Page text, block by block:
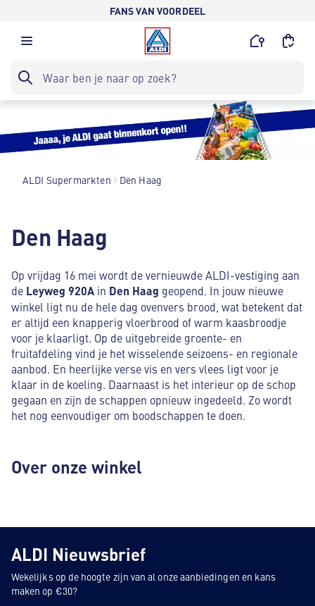
FANS VAN VOORDEEL
ALDI Supermarkten Den Haag
Den Haag
Op vrijdag 16 mei wordt de vernieuwde ALDI-vestiging aan
de Leyweg 920A in Den Haag geopend. In jouw nieuwe
winkel ligt nu de hele dag ovenvers brood, wat betekent dat
er altijd een knapperig vloerbrood of warm kaasbroodje
voor je klaarligt. Op de uitgebreide groente- en
fruitafdeling vind je het wisselende seizoens- en regionale
aanbod. En heerlijke verse vis en vers vlees ligt voor je
klaar in de koeling. Daarnaast is het interieur op de schop
gegaan en zijn de schappen opnieuw ingedeeld. Zo wordt
het nog eenvoudiger om boodschappen te doen.
Over onze winkel
ALDI Nieuwsbrief
Wekelijks op de hoogte zijn van al onze aanbiedingen en kans
maken op €30?